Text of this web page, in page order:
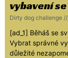
vybavení
Dirty dog challenge
[ad_1] Běháš se
Vybrat správné
důležité